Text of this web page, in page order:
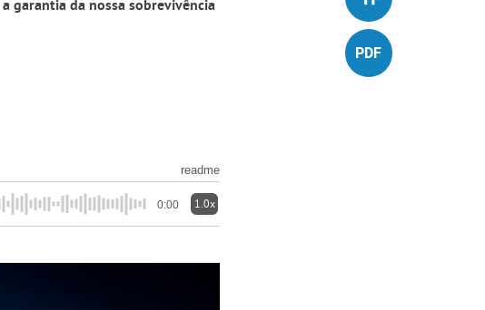
garantia da nossa sobrevivência
readme
0:00 1.0x